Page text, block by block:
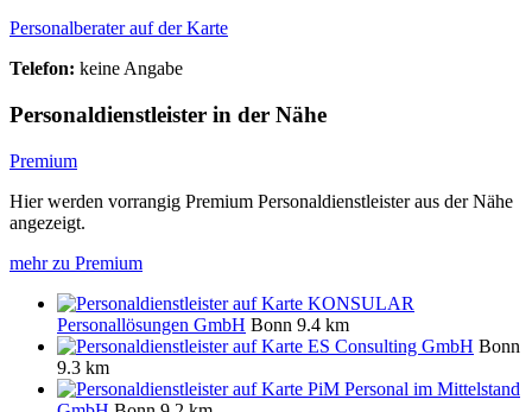
Personalberater auf der Karte
Telefon: keine Angabe
Personaldienstleister in der Nähe
Premium
Hier werden vorrangig Premium Personaldienstleister aus der Nähe
angezeigt.
mehr zu Premium
KONSULAR
Personallösungen GmbH Bonn 9.4 km
ES Consulting GmbH Bonn
9.3 km
PiM Personal im Mittelstand